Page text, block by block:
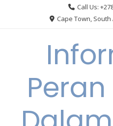
Call Us:
Cape Town, South